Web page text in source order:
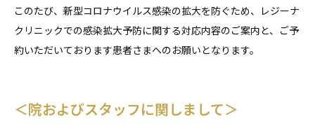
MENS
すでにご契約がある方へ
このたび、新型コロナウイルス感染の拡大を防ぐため、レジーナ
クリニックでの感染拡大予防に関する対応内容のご案内と、ご予
約いただいております患者さまへのお願いとなります。
＜院およびスタッフに関しまして＞